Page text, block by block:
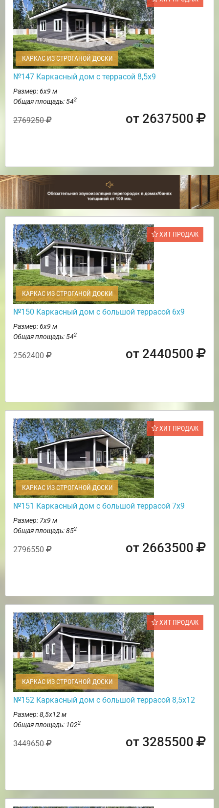
КАРКАС ИЗ СТРОГАНОЙ ДОСКИ
№147 Каркасный дом с террасой 8,5х9
Размер: 6х9 м
Общая площадь: 542
2769250 от 2637500
ХИТ ПРОДАЖ
КАРКАС ИЗ СТРОГАНОЙ ДОСКИ
№150 Каркасный дом с большой террасой 6х9
Размер: 6х9 м
Общая площадь: 542
2562400 от 2440500
ХИТ ПРОДАЖ
КАРКАС ИЗ СТРОГАНОЙ ДОСКИ
№151 Каркасный дом с большой террасой 7х9
Размер: 7х9 м
Общая площадь: 852
2796550 от 2663500
ХИТ ПРОДАЖ
КАРКАС ИЗ СТРОГАНОЙ ДОСКИ
№152 Каркасный дом с большой террасой 8,5х12
Размер: 8,5х12 м
Общая площадь: 1022
3449650 от 3285500